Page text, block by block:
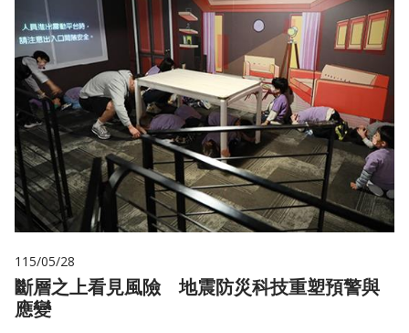
115/05/28
斷層之上看見風險 地震防災科技重塑預警與
應變